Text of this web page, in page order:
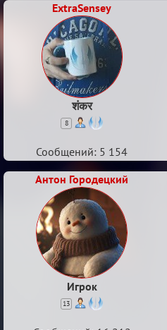
ExtraSensey
शंकर
8
Сообщений: 5 154
Антон Городецкий
Игрок
13